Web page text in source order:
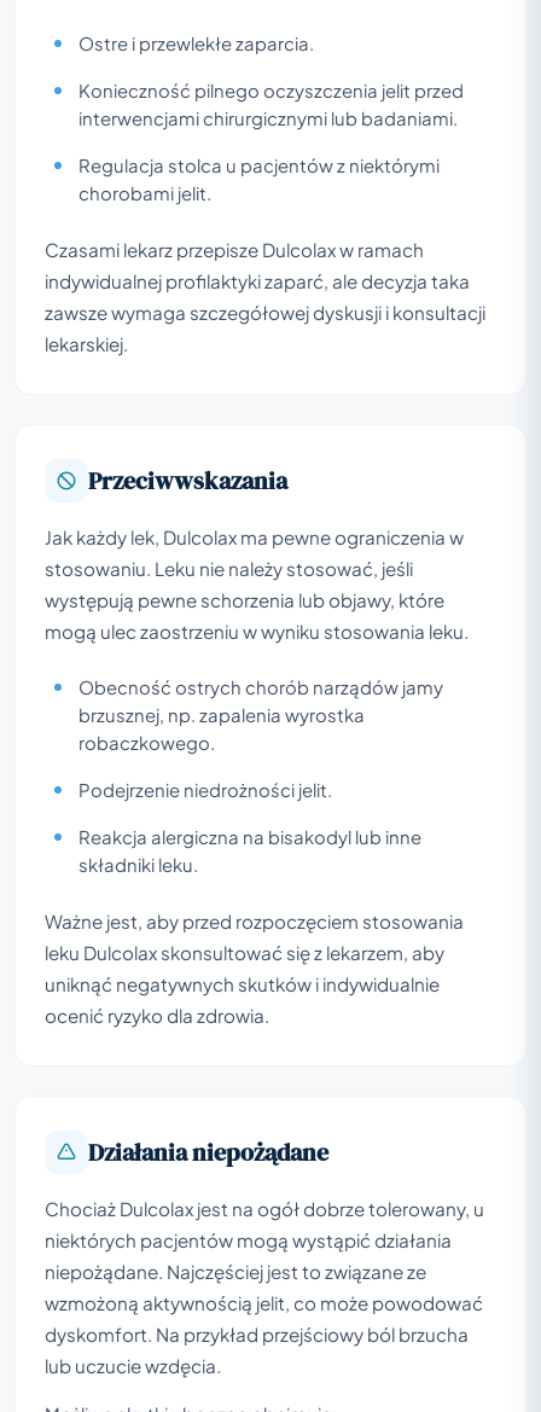
Ostre i przewlekłe zaparcia.
Konieczność pilnego oczyszczenia jelit przed
interwencjami chirurgicznymi lub badaniami.
Regulacja stolca u pacjentów z niektórymi
chorobami jelit.
Czasami lekarz przepisze Dulcolax w ramach
indywidualnej profilaktyki zaparć, ale decyzja taka
zawsze wymaga szczegółowej dyskusji i konsultacji
lekarskiej.
Przeciwwskazania
Jak każdy lek, Dulcolax ma pewne ograniczenia w
stosowaniu. Leku nie należy stosować, jeśli
występują pewne schorzenia lub objawy, które
mogą ulec zaostrzeniu w wyniku stosowania leku.
Obecność ostrych chorób narządów jamy
brzusznej, np. zapalenia wyrostka
robaczkowego.
Podejrzenie niedrożności jelit.
Reakcja alergiczna na bisakodyl lub inne
składniki leku.
Ważne jest, aby przed rozpoczęciem stosowania
leku Dulcolax skonsultować się z lekarzem, aby
uniknąć negatywnych skutków i indywidualnie
ocenić ryzyko dla zdrowia.
Działania niepożądane
Chociaż Dulcolax jest na ogół dobrze tolerowany, u
niektórych pacjentów mogą wystąpić działania
niepożądane. Najczęściej jest to związane ze
wzmożoną aktywnością jelit, co może powodować
dyskomfort. Na przykład przejściowy ból brzucha
lub uczucie wzdęcia.